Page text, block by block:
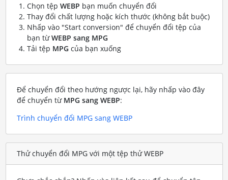
Chọn tệp WEBP bạn muốn chuyển đổi
Thay đổi chất lượng hoặc kích thước (không bắt buộc)
Nhấp vào "Start conversion" để chuyển đổi tệp của
bạn từWEBP sang MPG
Tải tệp MPG của bạn xuống
Để chuyển đổi theo hướng ngược lại, hãy nhấp vào đây
để chuyển từ MPG sang WEBP:
Trình chuyển đổi MPG sang WEBP
Thử chuyển đổi MPG với một tệp thử WEBP